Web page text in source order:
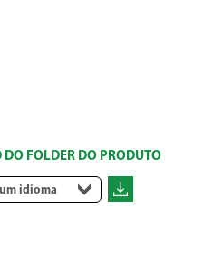
FOLDER DO PRODUTO
idioma